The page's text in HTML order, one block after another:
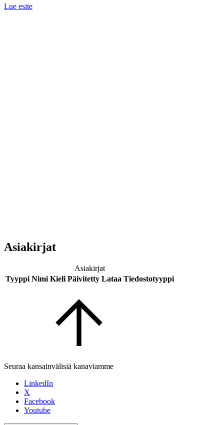
Lue esite
Asiakirjat
Asiakirjat
Tyyppi Nimi Kieli Päivitetty Lataa Tiedostotyyppi
Seuraa kansainvälisiä kanaviamme
LinkedIn
X
Facebook
Youtube